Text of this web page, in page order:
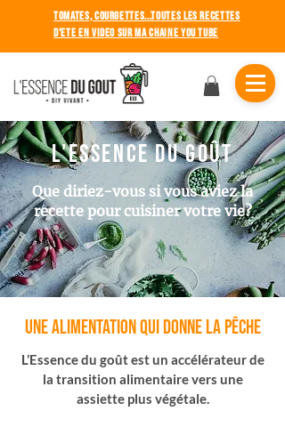
TOMATES, COURGETTES...TOUTES LES RECETTES
D'ete en video sur ma chaine you tube
l'essence du goût
Que diriez-vous si vous aviez la
recette pour cuisiner votre vie?
UNE ALIMENTATION QUI DONNE LA PÊCHE
L’Essence du goût est un accélérateur de
la transition alimentaire vers une
assiette plus végétale.